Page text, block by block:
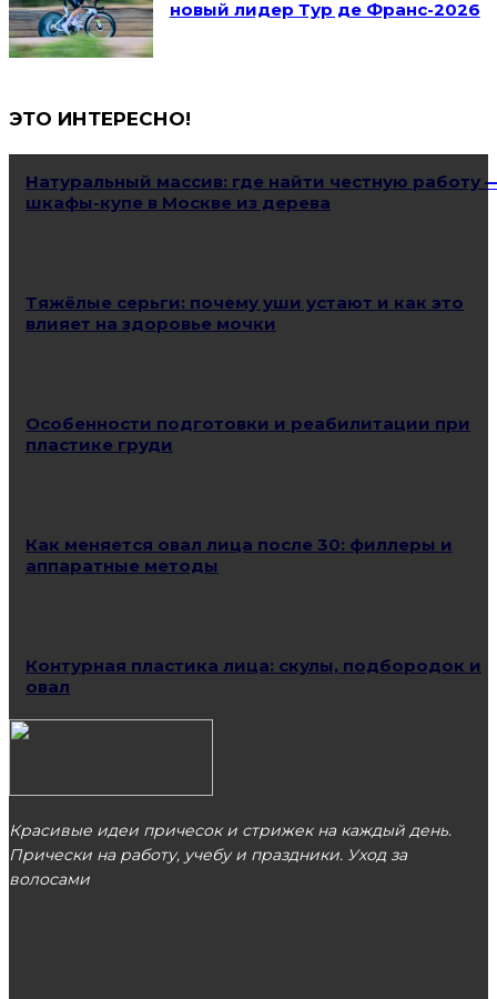
новый лидер Тур де Франс-2026
ЭТО ИНТЕРЕСНО!
Натуральный массив: где найти честную работу
шкафы-купе в Москве из дерева
Тяжёлые серьги: почему уши устают и как это
влияет на здоровье мочки
Особенности подготовки и реабилитации при
пластике груди
Как меняется овал лица после 30: филлеры и
аппаратные методы
Контурная пластика лица: скулы, подбородок и
овал
Красивые идеи причесок и стрижек на каждый день.
Прически на работу, учебу и праздники. Уход за
волосами